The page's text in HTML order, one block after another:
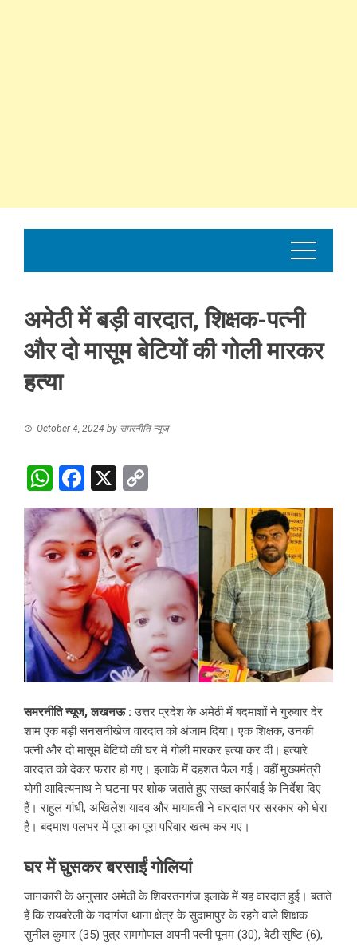
अमेठी में बड़ी वारदात, शिक्षक-पत्नी
और दो मासूम बेटियों की गोली मारकर
हत्या
October 4, 2024 by समरनीति न्यूज
WhatsApp
Facebook
X
Link
समरनीति न्यूज, लखनऊ : उत्तर प्रदेश के अमेठी में बदमाशों ने गुरुवार देर
शाम एक बड़ी सनसनीखेज वारदात को अंजाम दिया। एक शिक्षक, उनकी
पत्नी और दो मासूम बेटियों की घर में गोली मारकर हत्या कर दी। हत्यारे
वारदात को देकर फरार हो गए। इलाके में दहशत फैल गई। वहीं मुख्यमंत्री
योगी आदित्यनाथ ने घटना पर शोक जताते हुए सख्त कार्रवाई के निर्देश दिए
हैं। राहुल गांधी, अखिलेश यादव और मायावती ने वारदात पर सरकार को घेरा
है। बदमाश पलभर में पूरा का पूरा परिवार खत्म कर गए।
घर में घुसकर बरसाईं गोलियां
जानकारी के अनुसार अमेठी के शिवरतनगंज इलाके में यह वारदात हुई। बताते
हैं कि रायबरेली के गदागंज थाना क्षेत्र के सुदामापुर के रहने वाले शिक्षक
सुनील कुमार (35) पुत्र रामगोपाल अपनी पत्नी पूनम (30), बेटी सृष्टि (6),